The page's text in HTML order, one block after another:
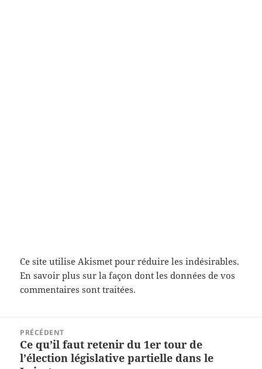
Ce site utilise Akismet pour réduire les indésirables.
En savoir plus sur la façon dont les données de vos
commentaires sont traitées.
l’article
PRÉCÉDENT
Article
précédent :
Ce qu’il faut retenir du 1er tour de
l’élection législative partielle dans le